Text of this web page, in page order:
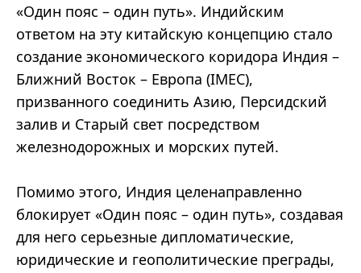
«Один пояс – один путь». Индийским
ответом на эту китайскую концепцию стало
создание экономического коридора Индия –
Ближний Восток – Европа (IMEC),
призванного соединить Азию, Персидский
залив и Старый свет посредством
железнодорожных и морских путей.
Помимо этого, Индия целенаправленно
блокирует «Один пояс – один путь», создавая
для него серьезные дипломатические,
юридические и геополитические преграды,